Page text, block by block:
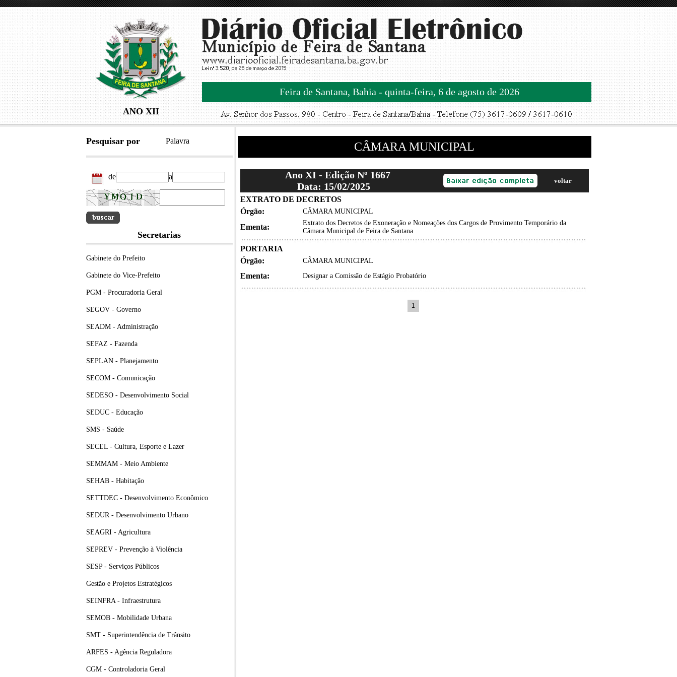
ANO XII
Feira de Santana, Bahia - quinta-feira, 6 de agosto de 2026
Pesquisar por Palavra
de a
Secretarias
Gabinete do Prefeito
Gabinete do Vice-Prefeito
PGM - Procuradoria Geral
SEGOV - Governo
SEADM - Administração
SEFAZ - Fazenda
SEPLAN - Planejamento
SECOM - Comunicação
SEDESO - Desenvolvimento Social
SEDUC - Educação
SMS - Saúde
SECEL - Cultura, Esporte e Lazer
SEMMAM - Meio Ambiente
SEHAB - Habitação
SETTDEC - Desenvolvimento Econômico
SEDUR - Desenvolvimento Urbano
SEAGRI - Agricultura
SEPREV - Prevenção à Violência
SESP - Serviços Públicos
Gestão e Projetos Estratégicos
SEINFRA - Infraestrutura
SEMOB - Mobilidade Urbana
SMT - Superintendência de Trânsito
ARFES - Agência Reguladora
CGM - Controladoria Geral
CÂMARA MUNICIPAL
Ano XI - Edição Nº 1667
Data: 15/02/2025
voltar
EXTRATO DE DECRETOS
Órgão:
CÂMARA MUNICIPAL
Ementa:
Extrato dos Decretos de Exoneração e Nomeações dos Cargos de Provimento Temporário da
Câmara Municipal de Feira de Santana
PORTARIA
Órgão:
CÂMARA MUNICIPAL
Ementa: Designar a Comissão de Estágio Probatório
1